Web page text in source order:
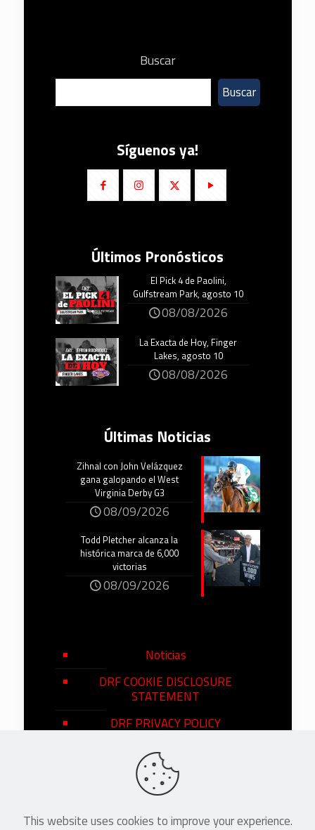
Buscar
Buscar
Síguenos ya!
Últimos Pronósticos
El Pick 4 de Paolini,
Gulfstream Park, agosto 10
08/08/2026
La Exacta de Hoy, Finger
Lakes, agosto 10
08/08/2026
Últimas Noticias
Zihnal con John Velázquez
gana galopando el West
Virginia Derby G3
08/09/2026
Todd Pletcher alcanza la
histórica marca de 6,000
victorias
08/09/2026
Noticias
DRF COOKIE DISCLOSURE
STATEMENT
DRF PRIVACY POLICY
This website uses cookies to improve your experience.